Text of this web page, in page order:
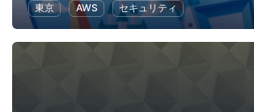
東京
AWS セキュリティ